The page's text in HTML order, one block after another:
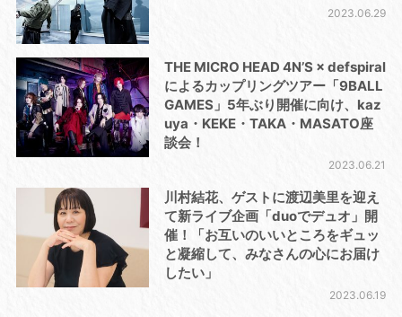
2023.06.29
THE MICRO HEAD 4N’S × defspiral
によるカップリングツアー「9BALL
GAMES」5年ぶり開催に向け、kaz
uya・KEKE・TAKA・MASATO座
談会！
2023.06.21
川村結花、ゲストに渡辺美里を迎え
て新ライブ企画「duoでデュオ」開
催！「お互いのいいところをギュッ
と凝縮して、みなさんの心にお届け
したい」
2023.06.19